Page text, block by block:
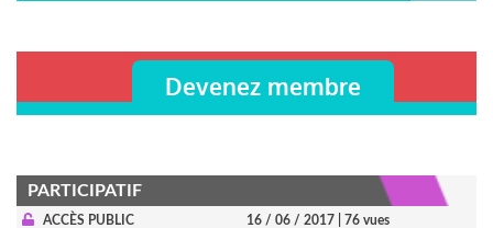
Devenez membre
PARTICIPATIF
ACCÈS PUBLIC 16 / 06 / 2017 | 76 vues